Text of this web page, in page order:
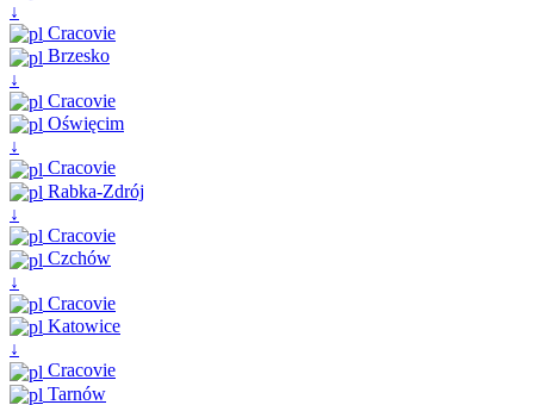
↓
Cracovie
Brzesko
↓
Cracovie
Oświęcim
↓
Cracovie
Rabka-Zdrój
↓
Cracovie
Czchów
↓
Cracovie
Katowice
↓
Cracovie
Tarnów